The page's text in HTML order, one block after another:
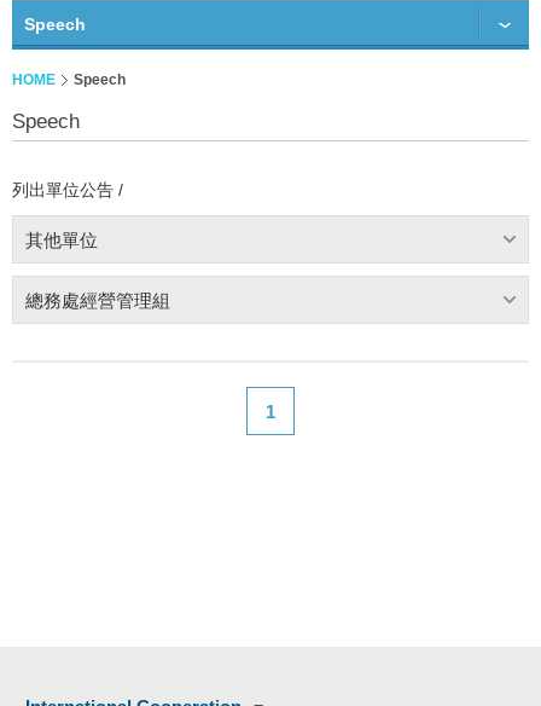
Speech
HOME Speech
Speech
列出單位公告 /
其他單位
總務處經營管理組
1